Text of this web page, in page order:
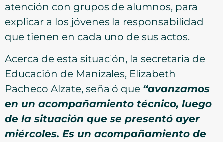
atención con grupos de alumnos, para
explicar a los jóvenes la responsabilidad
que tienen en cada uno de sus actos.
Acerca de esta situación, la secretaria de
Educación de Manizales, Elizabeth
Pacheco Alzate, señaló que “avanzamos
en un acompañamiento técnico, luego
de la situación que se presentó ayer
miércoles. Es un acompañamiento de